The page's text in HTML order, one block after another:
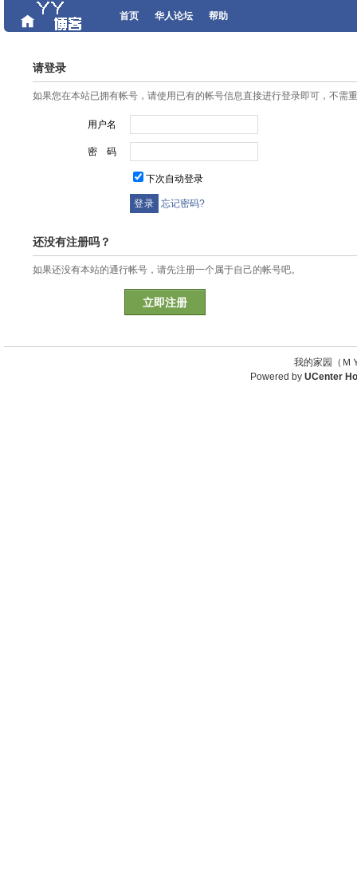
首页 华人论坛 帮助
请登录
如果您在本站已拥有帐号，请使用已有的帐号信息直接进行登录即可，不需
用户名
密 码
下次自动登录
忘记密码?
还没有注册吗？
如果还没有本站的通行帐号，请先注册一个属于自己的帐号吧。
立即注册
我的家园（
Powered by UCenter